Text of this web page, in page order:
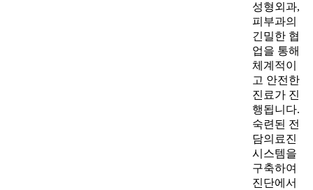
성형외과,
피부과의
긴밀한 협
업을 통해
체계적이
고 안전한
진료가 진
행됩니다.
숙련된 전
담의료진
시스템을
구축하여
진단에서